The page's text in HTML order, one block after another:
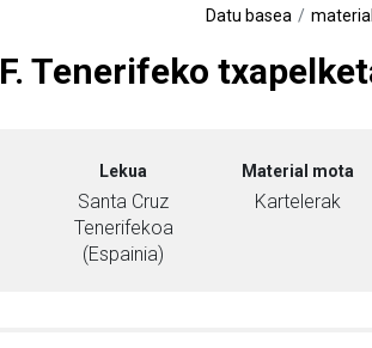
Datu basea
F. Tenerifeko
Lekua Material mota
Santa Cruz
Tenerifekoa
(Espainia)
Kartelerak